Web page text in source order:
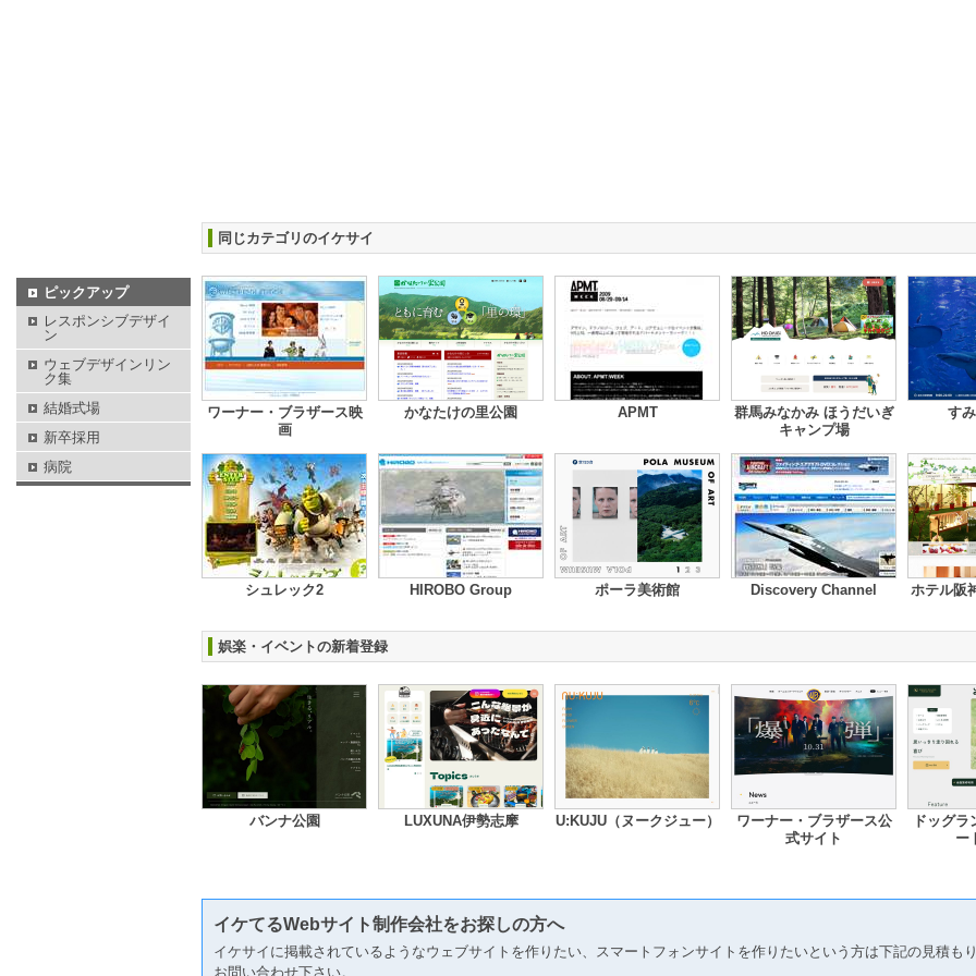
同じカテゴリのイケサイ
ワーナー・ブラザース映
画
かなたけの里公園 APMT
群馬みなかみ ほうだいぎ
キャンプ場
す
シュレック2 HIROBO Group ポーラ美術館 Discovery Channel ホテル阪
娯楽・イベントの新着登録
バンナ公園 LUXUNA伊勢志摩 U:KUJU（ヌークジュー）
ワーナー・ブラザース公
式サイト
ドッグ
ー
イケてるWebサイト制作会社をお探しの方へ
イケサイに掲載されているようなウェブサイトを作りたい、スマートフォンサイトを作りたいという方は下記の見積も
お問い合わせ下さい。
ピックアップ
レスポンシブデザイ
ン
ウェブデザインリン
ク集
結婚式場
新卒採用
病院